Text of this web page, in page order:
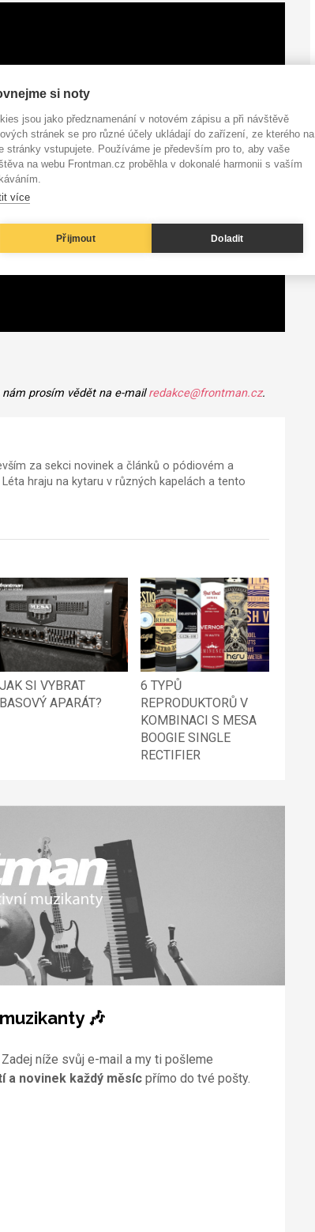
nám prosím vědět na e-mailredakce@frontman.cz.
za sekci novinek a článků o pódiovém a
hraju na kytaru v různých kapelách a tento
JAK SI VYBRAT
BASOVÝ APARÁT?
6 TYPŮ
REPRODUKTORŮ V
KOMBINACI S MESA
BOOGIE SINGLE
RECTIFIER
🎶
níže svůj e-mail a my ti pošleme
a novinek každý měsícpřímo do tvé pošty.
si noty
jsou jako předznamenání v notovém zápisu a při návštěvě
stránek se pro různé účely ukládají do zařízení, ze kterého na
stránky vstupujete. Používáme je především pro to, aby vaše
na webu Frontman.cz proběhla v dokonalé harmonii s vaším
více
Přijmout Doladit